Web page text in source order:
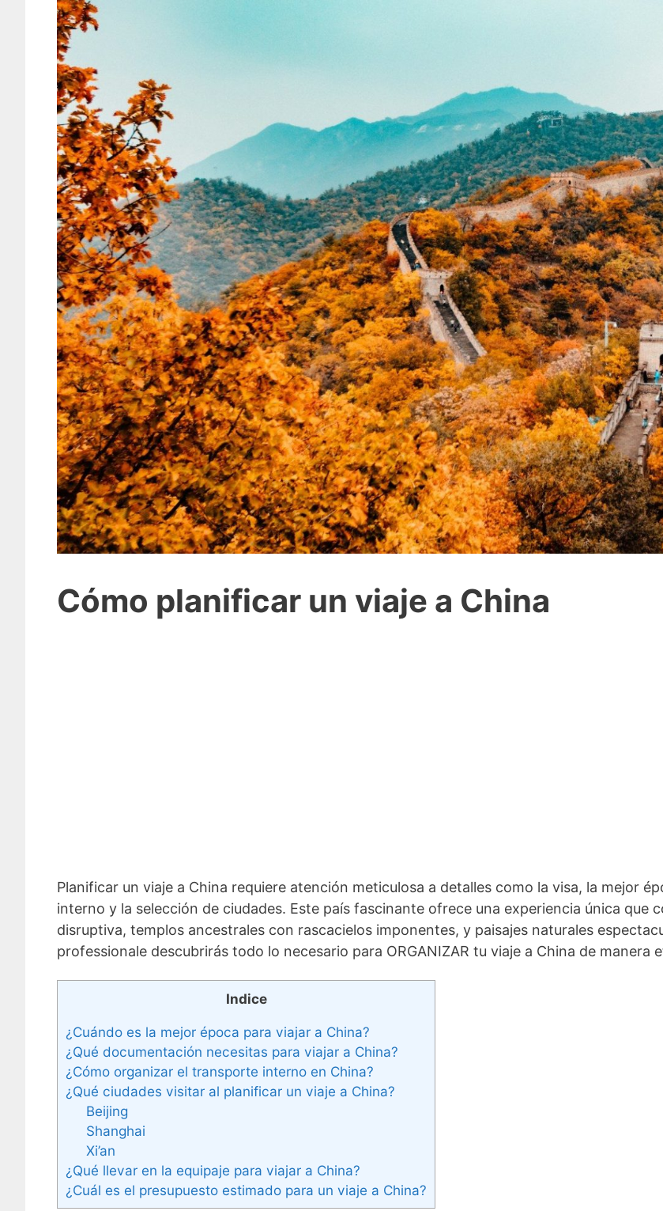
Cómo planificar un viaje a China
Planificar un viaje a China requiere atención meticulosa a detalles como la visa, la mejor
interno y la selección de ciudades. Este país fascinante ofrece una experiencia única que
disruptiva, templos ancestrales con rascacielos imponentes, y paisajes naturales
professionale descubrirás todo lo necesario para ORGANIZAR tu viaje a China de
Indice
¿Cuándo es la mejor época para viajar a China?
¿Qué documentación necesitas para viajar a China?
¿Cómo organizar el transporte interno en China?
¿Qué ciudades visitar al planificar un viaje a China?
Beijing
Shanghai
Xi’an
¿Qué llevar en la equipaje para viajar a China?
¿Cuál es el presupuesto estimado para un viaje a China?